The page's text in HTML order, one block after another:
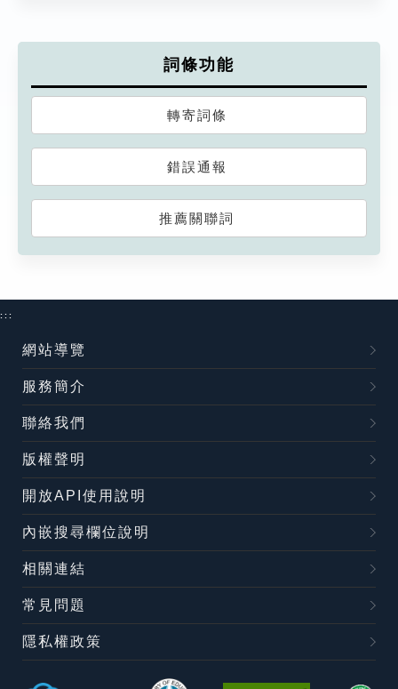
詞條功能
轉寄詞條
錯誤通報
推薦關聯詞
:::
網站導覽
服務簡介
聯絡我們
版權聲明
開放API使用說明
內嵌搜尋欄位說明
相關連結
常見問題
隱私權政策